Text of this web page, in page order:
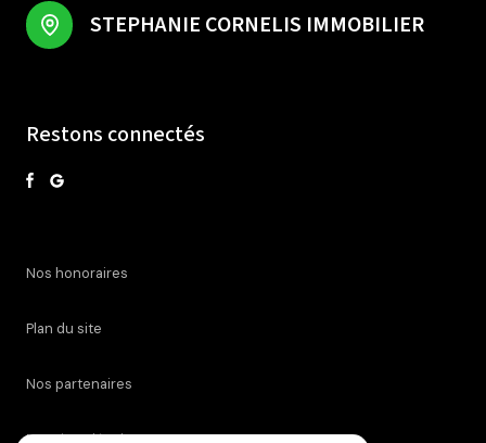
STEPHANIE CORNELIS IMMOBILIER
Restons connectés
nos honoraires
plan du site
nos partenaires
mentions légales